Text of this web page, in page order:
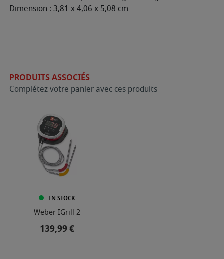
Dimension : 3,81 x 4,06 x 5,08 cm
PRODUITS ASSOCIÉS
Complétez votre panier avec ces produits
EN STOCK
Weber IGrill 2
Prix
139,99 €